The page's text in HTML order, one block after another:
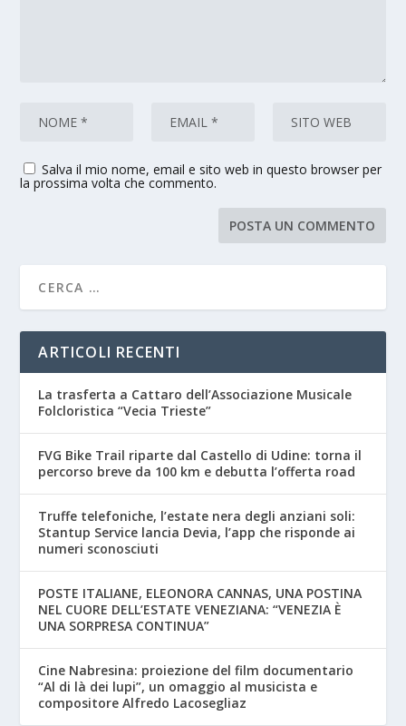
Salva il mio nome, email e sito web in questo browser per
la prossima volta che commento.
ARTICOLI RECENTI
La trasferta a Cattaro dell’Associazione Musicale
Folcloristica “Vecia Trieste”
FVG Bike Trail riparte dal Castello di Udine: torna il
percorso breve da 100 km e debutta l’offerta road
Truffe telefoniche, l’estate nera degli anziani soli:
Stantup Service lancia Devia, l’app che risponde ai
numeri sconosciuti
POSTE ITALIANE, ELEONORA CANNAS, UNA POSTINA
NEL CUORE DELL’ESTATE VENEZIANA: “VENEZIA È
UNA SORPRESA CONTINUA”
Cine Nabresina: proiezione del film documentario
“Al di là dei lupi”, un omaggio al musicista e
compositore Alfredo Lacosegliaz